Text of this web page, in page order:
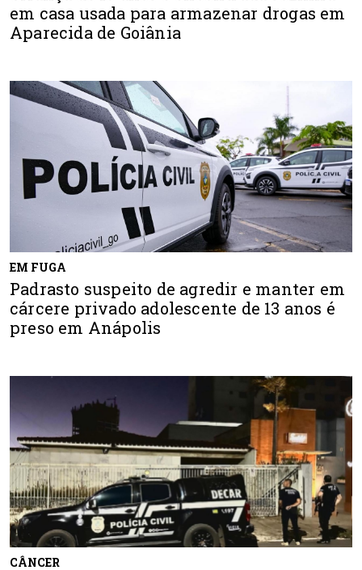
em casa usada para armazenar drogas em
Aparecida de Goiânia
EM FUGA
Padrasto suspeito de agredir e manter em
cárcere privado adolescente de 13 anos é
preso em Anápolis
CÂNCER